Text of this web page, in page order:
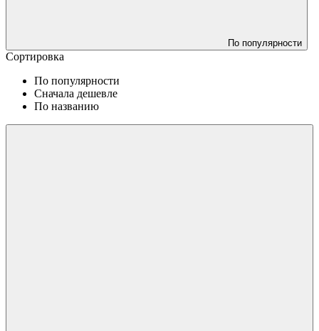
По популярности
Сортировка
По популярности
Сначала дешевле
По названию